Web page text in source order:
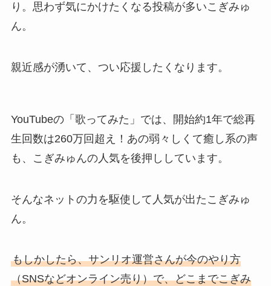
り。思わず気にかけたくなる投稿が多いこぎみゅ
ん。
親近感が湧いて、つい応援したくなります。
YouTubeの「歌ってみた」では、開始約1年で総再
生回数は260万回超え！あの弱々しくて癒し系の声
も、こぎみゅんの人気を後押ししています。
そんなネットの力を駆使して人気が出たこぎみゅ
ん。
もしかしたら、サンリオ運営さんが今のやり方
（SNSなどオンライン売り）で、どこまでこぎみ